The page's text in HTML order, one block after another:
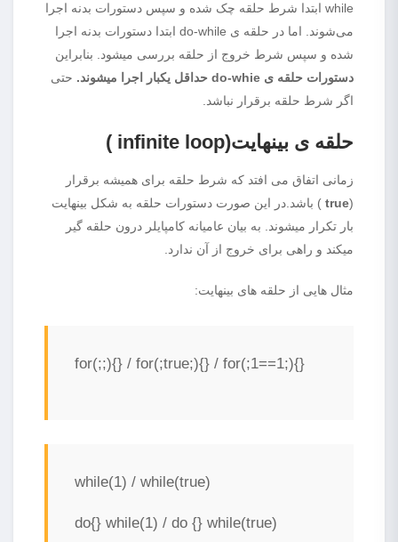
while ابتدا شرط حلقه چک شده و سپس دستورات بدنه اجرا
می‌شوند. اما در حلقه ی do-while ابتدا دستورات بدنه اجرا
شده و سپس شرط خروج از حلقه بررسی میشود. بنابراین
دستورات حلقه ی do-whie حداقل یکبار اجرا میشوند.
حتی
اگر شرط حلقه برقرار نباشد.
حلقه ی بینهایت(infinite loop
)
زمانی اتفاق می افتد که شرط حلقه برای همیشه برقرار
(
true ) باشد.در این صورت دستورات حلقه به شکل بینهایت
بار تکرار میشوند. به بیان عامیانه کامپایلر درون حلقه گیر
میکند و راهی برای خروج از آن ندارد.
مثال هایی از حلقه های بینهایت:
for(;;){} / for(;true;){} / for(;1==1;){}
while(1) / while(true)
do{} while(1) / do {} while(true)